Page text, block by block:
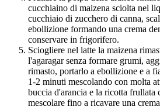
cucchiaino di maizena sciolta nel
cucchiaio di zucchero di canna,
ebollizione formando una crema
conservare in frigorifero.
Sciogliere nel latte la maizena
l'agaragar senza formare grumi,
rimasto, portarlo a ebollizione e a
1-2 minuti mescolando con molta
buccia d'arancia e la ricotta frullata
mescolare fino a ricavare una